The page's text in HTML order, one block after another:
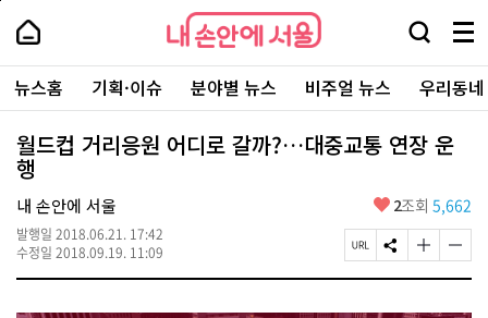
본
로
가
내
손
안
에
서
울
-
서
울
시
대
표
소
통
포
내
손
에
울
검
창
열
기
메
뉴
전
체
보
주
요
서
뉴스홈 기획·이슈 분야별 뉴스 비주얼 뉴스 우리동
월드컵 거리응원 어디로 갈까?…대중교통 연장 운
행
내 손안에 서울
발행일 2018.06.21. 17:42
수정일 2018.09.19. 11:09
좋
요
2조회 5,662
페
이
U
S
N
공
글
자
기
글
자
기
페
상
단
로